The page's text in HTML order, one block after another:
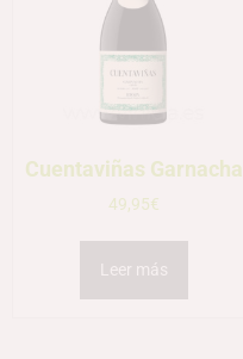
Cuentaviñas Garnacha
49,95€
Leer más